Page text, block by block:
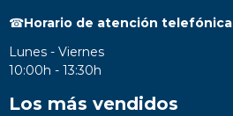
☎Horario de atención telefónica
Lunes - Viernes
10:00h - 13:30h
Los más vendidos